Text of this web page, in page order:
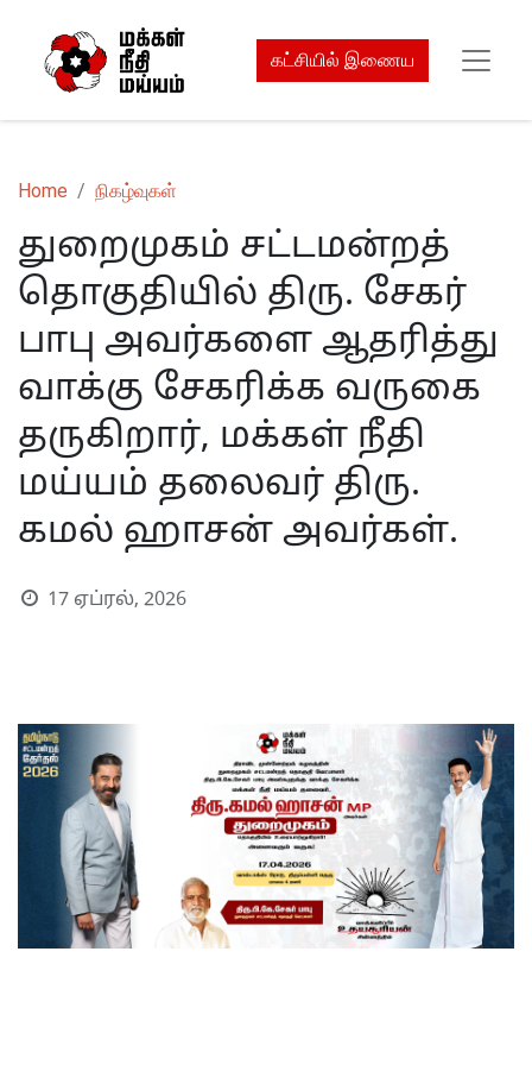
கட்சியில் இணைய
Home நிகழ்வுகள்
துறைமுகம் சட்டமன்றத்
தொகுதியில் திரு. சேகர்
பாபு அவர்களை ஆதரித்து
வாக்கு சேகரிக்க வருகை
தருகிறார், மக்கள் நீதி
மய்யம் தலைவர் திரு.
கமல் ஹாசன் அவர்கள்.
17 ஏப்ரல், 2026